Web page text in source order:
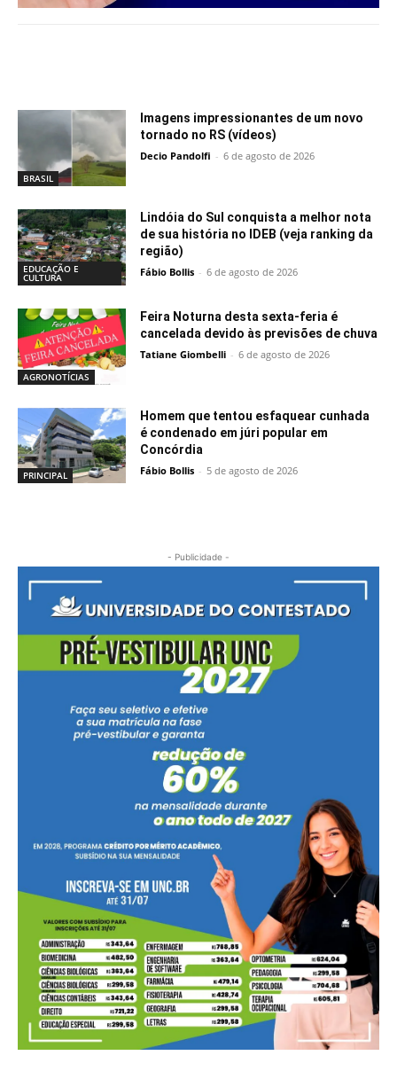
BRASIL
Imagens impressionantes de um novo
tornado no RS (vídeos)
Decio Pandolfi - 6 de agosto de 2026
EDUCAÇÃO E
CULTURA
Lindóia do Sul conquista a melhor nota
de sua história no IDEB (veja ranking da
região)
Fábio Bollis - 6 de agosto de 2026
AGRONOTÍCIAS
Feira Noturna desta sexta-feria é
cancelada devido às previsões de chuva
Tatiane Giombelli - 6 de agosto de 2026
PRINCIPAL
Homem que tentou esfaquear cunhada
é condenado em júri popular em
Concórdia
Fábio Bollis - 5 de agosto de 2026
- Publicidade -